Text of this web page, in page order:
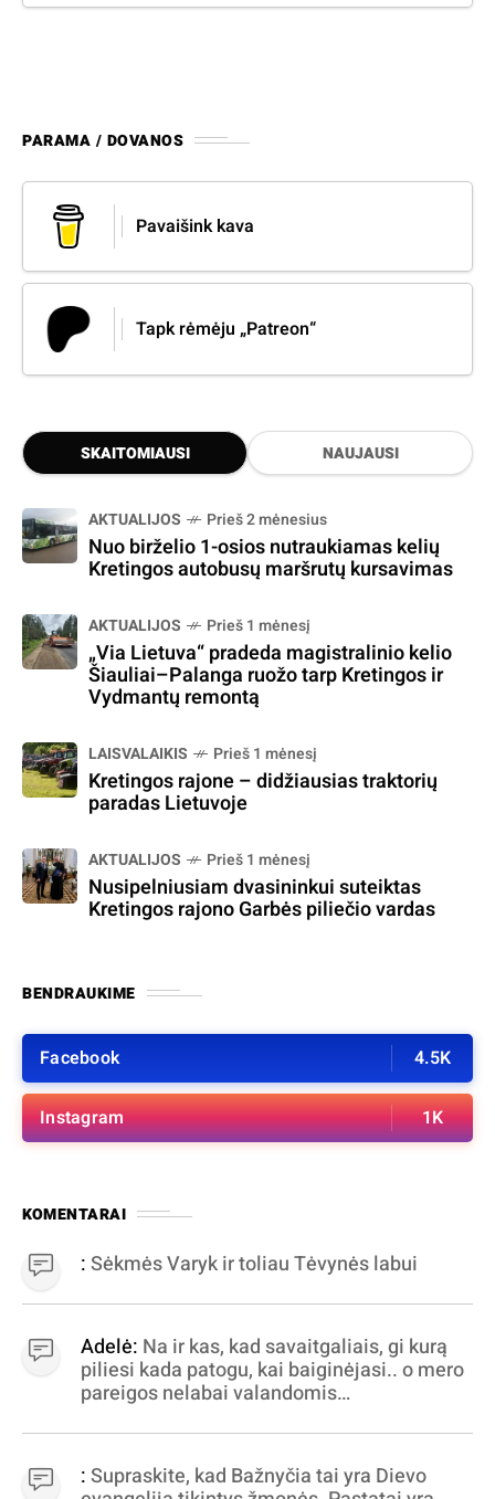
PARAMA / DOVANOS
Pavaišink kava
Tapk rėmėju „Patreon“
SKAITOMIAUSI NAUJAUSI
AKTUALIJOS Prieš 2 mėnesius
Nuo birželio 1-osios nutraukiamas kelių
Kretingos autobusų maršrutų kursavimas
AKTUALIJOS Prieš 1 mėnesį
„Via Lietuva“ pradeda magistralinio kelio
Šiauliai–Palanga ruožo tarp Kretingos ir
Vydmantų remontą
LAISVALAIKIS Prieš 1 mėnesį
Kretingos rajone – didžiausias traktorių
paradas Lietuvoje
AKTUALIJOS Prieš 1 mėnesį
Nusipelniusiam dvasininkui suteiktas
Kretingos rajono Garbės piliečio vardas
BENDRAUKIME
Facebook 4.5K
Instagram 1K
KOMENTARAI
:Sėkmės Varyk ir toliau Tėvynės labui
Adelė: Na ir kas, kad savaitgaliais, gi kurą
piliesi kada patogu, kai baiginėjasi.. o mero
pareigos nelabai valandomis
virpinimas, ieškokit kur milijonus vagia
dujininkai, elektros aferistai, stadionų
statytojai Vilnuje
:Supraskite, kad Bažnyčia tai yra Dievo